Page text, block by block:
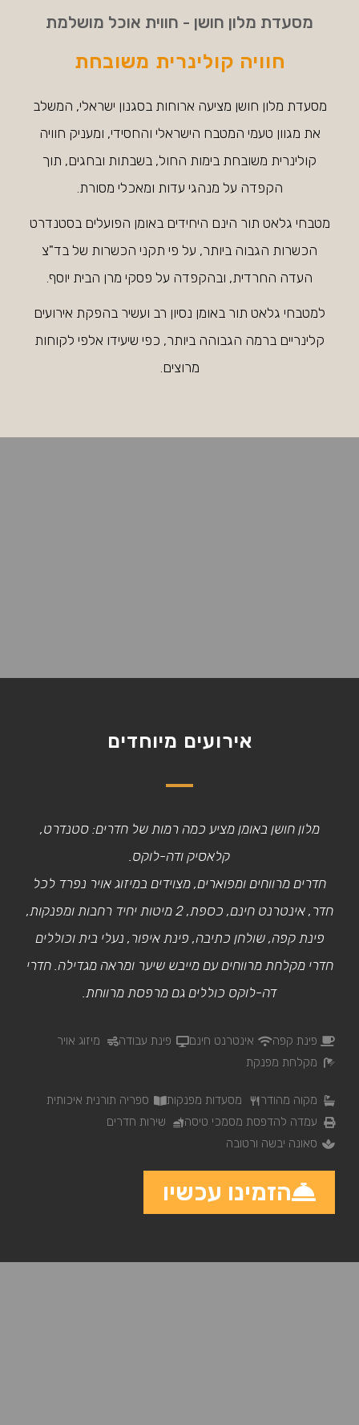
מסעדת מלון חושן - חווית אוכל מושלמת
חוויה קולינרית משובחת
מסעדת מלון חושן מציעה ארוחות בסגנון ישראלי, המשלב
את מגוון טעמי המטבח הישראלי והחסידי, ומעניק חוויה
קולינרית משובחת בימות החול, בשבתות ובחגים, תוך
הקפדה על מנהגי עדות ומאכלי מסורת.
מטבחי גלאט תור הינם היחידים באומן הפועלים בסטנדרט
הכשרות הגבוה ביותר, על פי תקני הכשרות של בד"צ
העדה החרדית, ובהקפדה על פסקי מרן הבית יוסף.
למטבחי גלאט תור באומן נסיון רב ועשיר בהפקת אירועים
קלינריים ברמה הגבוהה ביותר, כפי שיעידו אלפי לקוחות
מרוצים.
אירועים מיוחדים
מלון חושן באומן מציע כמה רמות של חדרים: סטנדרט,
קלאסיק ודה-לוקס.
חדרים מרווחים ומפוארים, מצוידים במיזוג אויר נפרד לכל
חדר, אינטרנט חינם, כספת, 2 מיטות יחיד רחבות ומפנקות,
פינת קפה, שולחן כתיבה, פינת איפור, נעלי בית וכוללים
חדרי מקלחת מרווחים עם מייבש שיער ומראה מגדילה. חדרי
דה-לוקס כוללים גם מרפסת מרווחת.
פינת קפה אינטרנט חינם פינת עבודה
מיזוג אויר
מקלחת מפנקת
מקוה מהודר מסעדות מפנקות
ספריה תורנית איכותית
עמדה להדפסת מסמכי טיסה
שירות חדרים
סאונה יבשה ורטובה
הזמינו עכשיו